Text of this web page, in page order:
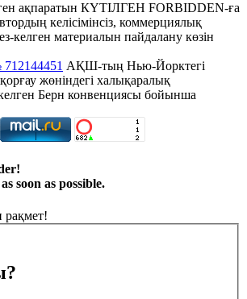
ақпаратын КҮТІЛГЕН FORBIDDEN-ға
келісімінсіз, коммерциялық
келген материалын пайдалану көзін
АҚШ-тың Нью-Йорктегі
жөніндегі халықаралық
Берн конвенциясы бойынша
soon as possible.
рақмет!